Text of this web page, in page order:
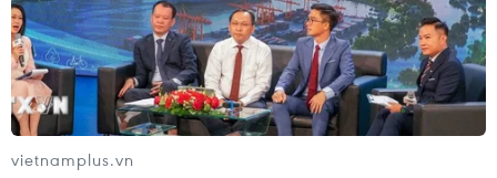
vietnamplus.vn